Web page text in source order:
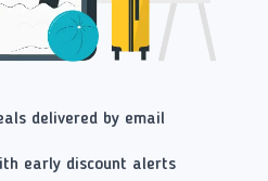
delivered by email
early discount alerts